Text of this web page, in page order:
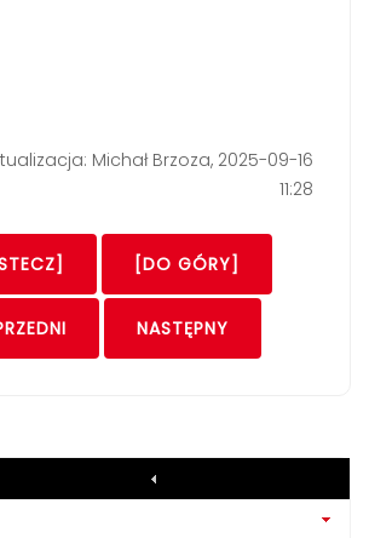
Michał Brzoza, 2025-09-16
11:28
[DO GÓRY]
NASTĘPNY